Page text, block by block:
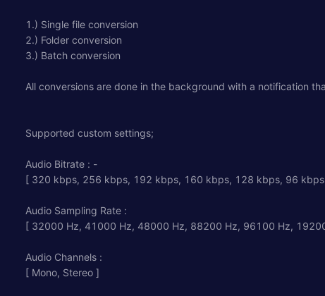
1.) Single file conversion
2.) Folder conversion
3.) Batch conversion
All conversions are done in the background with a notification
Supported custom settings;
Audio Bitrate : -
[ 320 kbps, 256 kbps, 192 kbps, 160 kbps, 128 kbps, 96
Audio Sampling Rate :
[ 32000 Hz, 41000 Hz, 48000 Hz, 88200 Hz, 96100 Hz,
Audio Channels :
[ Mono, Stereo ]